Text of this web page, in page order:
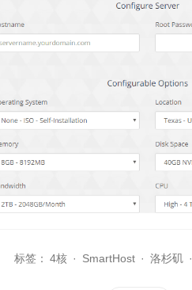
标签： 4核 · SmartHost · 洛杉矶 ·